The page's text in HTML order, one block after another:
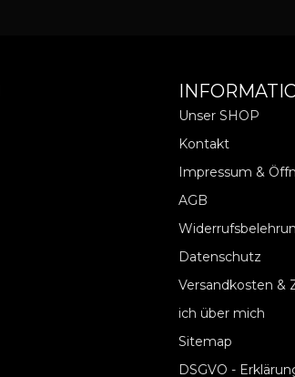
Unser SHOP
Kontakt
Impressum &
AGB
Datenschutz
Versandkosten &
ich über mich
Sitemap
DSGVO -